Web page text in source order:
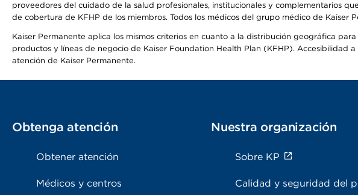
proveedores del cuidado de la salud profesionales, institucionales y complementarios
de cobertura de KFHP de los miembros. Todos los médicos del grupo médico de
Kaiser Permanente aplica los mismos criterios en cuanto a la distribución geográfica
productos y líneas de negocio de Kaiser Foundation Health Plan (KFHP). Accesibilidad
atención de Kaiser Permanente.
Obtenga atención
Obtener atención
Médicos y centros
Nuestra organización
Sobre KP
Calidad y seguridad del